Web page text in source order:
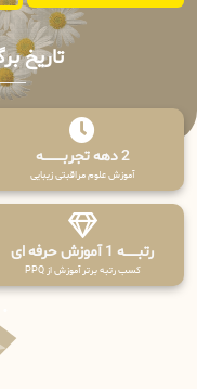
تاریخ
2 دهه تجربـــــــــه
آموزش علوم مراقبتی زیبایی
رتبــــــه 1 آموزش حرفه ای
کسب رتبه برتر آموزش از PPQ